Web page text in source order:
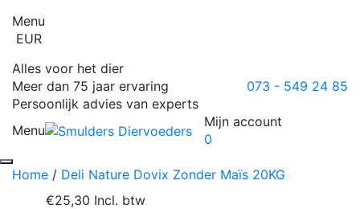
Menu
EUR
Alles voor het dier
Meer dan 75 jaar ervaring
Persoonlijk advies van experts
073 - 549 24 85
Menu
Mijn account
0
Home / Deli Nature Dovix Zonder Maïs 20KG
€25,30 Incl. btw